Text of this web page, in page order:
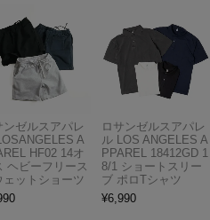
ンゼルスアパレ
A
HF02 14オ
ヘビーフリース
ェットショーツ
ロサンゼルスアパレ
ル LOS ANGELES A
PPAREL 18412GD 1
8/1 ショートスリー
ブ ポロTシャツ
¥6,990